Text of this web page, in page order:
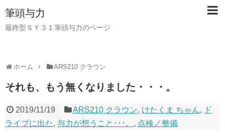
筆頭与力
最終型ＳＹ３１筆頭与力のページ
ホーム ARS210 クラウン
それも、もう無くなりました・・・。
2019/11/19 ARS210 クラウン, けたくま ちゃん, ド
ライブに出た, 与力が想うこと･･･。 , 点検／整備